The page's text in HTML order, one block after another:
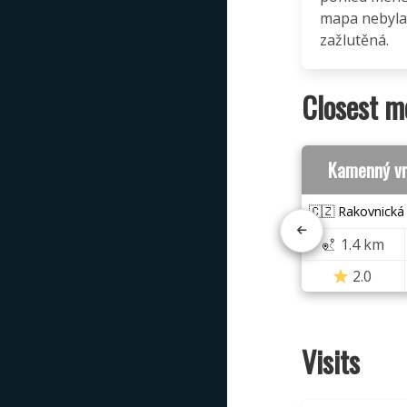
mapa
zažlutěná.
Closest
Kamenný
🇨🇿 Rakovnická
1.4 km
2.0
Visits